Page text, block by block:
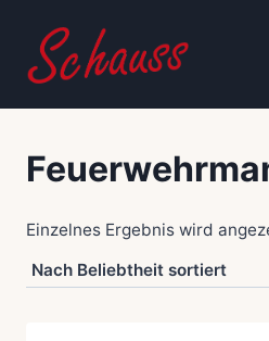
Inhalt
springen
Einzelnes Ergebnis wird